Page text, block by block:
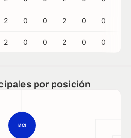
2 0 0 2 0 0
2 0 0 2 0 0
por posición
MCI